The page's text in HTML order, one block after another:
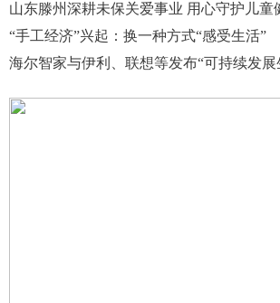
山东滕州深耕未保关爱事业 用心守护儿童
“手工经济”兴起：换一种方式“感受生活”
海尔智家与伊利、联想等发布“可持续发展